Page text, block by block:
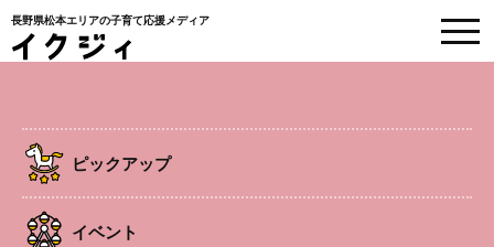
長野県松本エリアの子育て応援メディア
ピックアップ
イベント
取材レポート
HOME>